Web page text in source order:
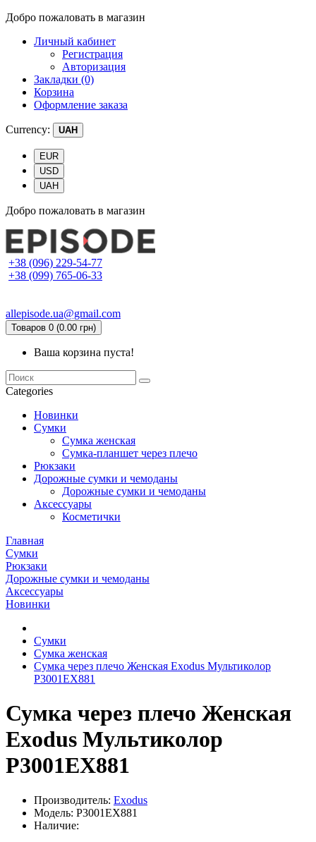
Добро пожаловать в магазин
Личный кабинет
Регистрация
Авторизация
Закладки (0)
Корзина
Оформление заказа
Currency: UAH
EUR
USD
UAH
Добро пожаловать в магазин
+38 (096) 229-54-77
+38 (099) 765-06-33
allepisode.ua@gmail.com
Товаров 0 (0.00 грн)
Ваша корзина пуста!
Categories
Новинки
Сумки
Сумка женская
Сумка-планшет через плечо
Рюкзаки
Дорожные сумки и чемоданы
Дорожные сумки и чемоданы
Аксессуары
Косметички
Главная
Сумки
Рюкзаки
Дорожные сумки и чемоданы
Аксессуары
Новинки
Сумки
Сумка женская
Сумка через плечо Женская Exodus Мультиколор
P3001EX881
Сумка через плечо Женская
Exodus Мультиколор
P3001EX881
Производитель: Exodus
Модель: P3001EX881
Наличие: